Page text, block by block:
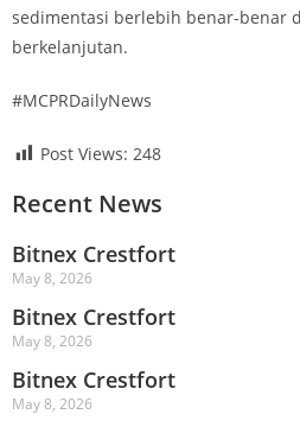
sedimentasi berlebih benar-benar
berkelanjutan.
#MCPRDailyNews
Post Views: 248
Recent News
Bitnex Crestfort
May 8, 2026
Bitnex Crestfort
May 8, 2026
Bitnex Crestfort
May 8, 2026